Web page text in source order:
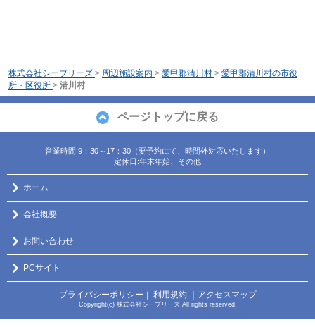
株式会社シーブリーズ > 周辺施設案内 > 愛甲郡清川村 > 愛甲郡清川村の市役
所・区役所 > 清川村
ページトップに戻る
営業時間:9：30～17：30（要予約にて、時間外対応いたします）
定休日:年末年始、その他
ホーム
会社概要
お問い合わせ
PCサイト
プライバシーポリシー ｜ 利用規約 ｜アクセスマップ
Copyright(c) 株式会社シーブリーズ All rights reserved.